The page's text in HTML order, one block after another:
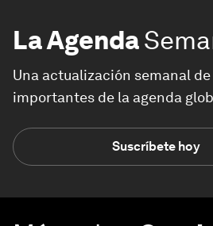
La Agenda
Una actualización semanal
importantes de la agenda
Suscríbete hoy